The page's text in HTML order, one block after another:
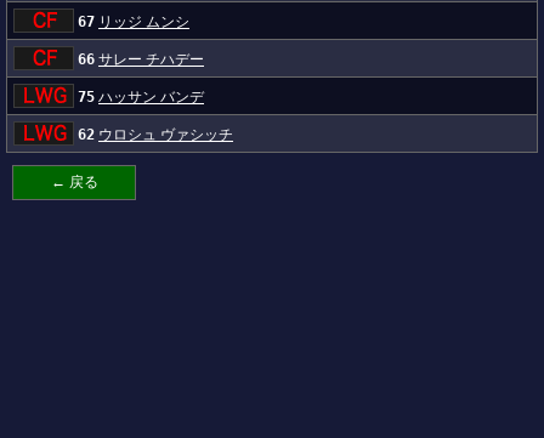
67 リッジ ムンシ
66 サレー チハデー
75 ハッサン バンデ
62 ウロシュ ヴァシッチ
← 戻る